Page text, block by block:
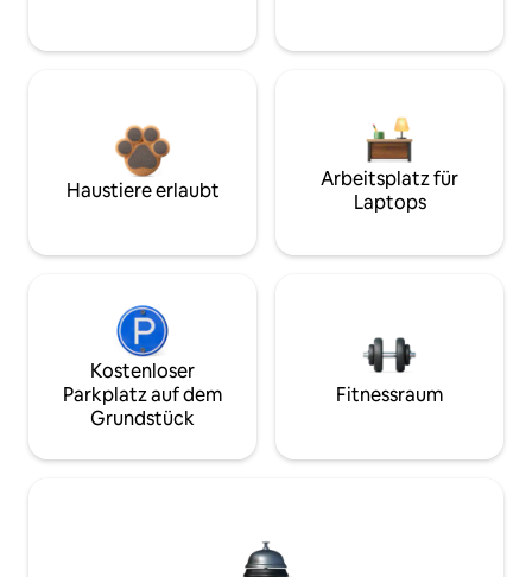
Haustiere erlaubt
Arbeitsplatz für
Laptops
Kostenloser
Parkplatz auf dem
Grundstück
Fitnessraum